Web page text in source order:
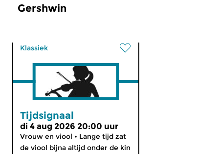
Gershwin
Klassiek
Tijdsignaal
di 4 aug 2026 20:00 uur
Vrouw en viool • Lange tijd zat
de viool bijna altijd onder de kin